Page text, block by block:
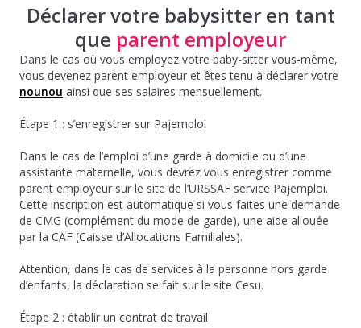
Déclarer votre babysitter en tant
que parent employeur
Dans le cas où vous employez votre baby-sitter vous-même,
vous devenez parent employeur et êtes tenu à déclarer votre
nounou ainsi que ses salaires mensuellement.
Étape 1 : s’enregistrer sur Pajemploi
Dans le cas de l’emploi d’une garde à domicile ou d’une
assistante maternelle, vous devrez vous enregistrer comme
parent employeur sur le site de l’URSSAF service Pajemploi.
Cette inscription est automatique si vous faites une demande
de CMG (complément du mode de garde), une aide allouée
par la CAF (Caisse d’Allocations Familiales).
Attention, dans le cas de services à la personne hors garde
d’enfants, la déclaration se fait sur le site Cesu.
Étape 2 : établir un contrat de travail